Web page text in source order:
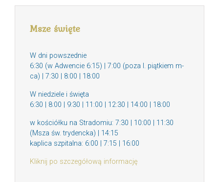
Msze święte
W dni powszednie
6:30 (w Adwencie 6:15) | 7:00 (poza I. piątkiem m-
ca) | 7:30 | 8:00 | 18:00
W niedziele i święta
6:30 | 8:00 | 9:30 | 11:00 | 12:30 | 14:00 | 18:00
w kościółku na Stradomiu: 7:30 | 10:00 | 11:30
(Msza św. trydencka) | 14:15
kaplica szpitalna: 6:00 | 7:15 | 16:00
Kliknij po szczegółową informację